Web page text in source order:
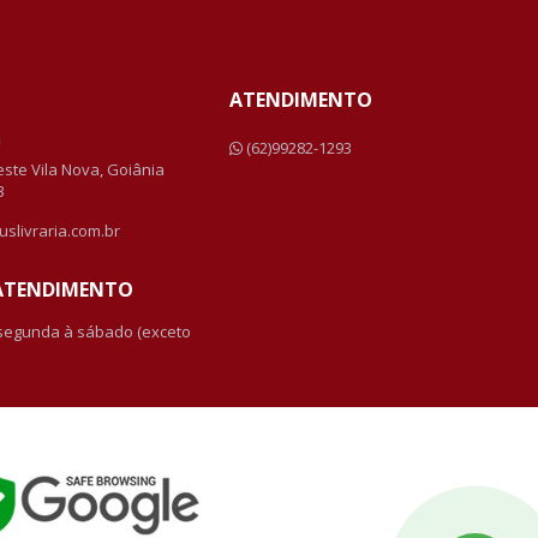
Vila Nova, Goiânia
à sábado (exceto
ATENDIMENTO
(62)99282-1293